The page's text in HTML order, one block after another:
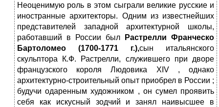
Неоценимую роль в этом сыграли великие русские и
иностранные архитекторы. Одним из известнейших
представителей западной архитектурной школы,
работавший в России был Растрелли Франческо
Бартоломео (1700-1771 г.),сын итальянского
скульптора К.Ф. Растрелли, служившего при дворе
французского короля Людовика XIV , однако
архитектурно-строительный опыт приобрел в России ;
будучи одаренным художником , он сумел проявить
себя как искусный зодчий и занял наивысшее в